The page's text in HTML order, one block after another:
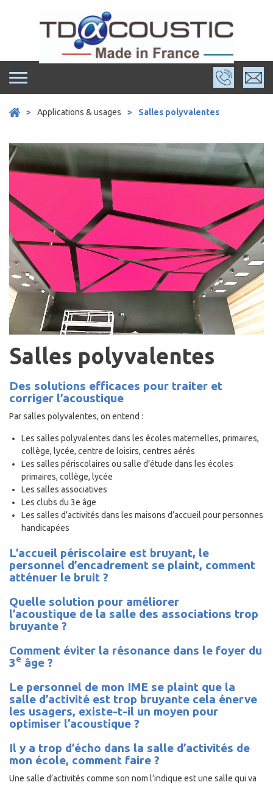
> Applications & usages > Salles polyvalentes
Salles polyvalentes
Des solutions efficaces pour traiter et
corriger l’acoustique
Par salles polyvalentes, on entend :
Les salles polyvalentes dans les écoles maternelles, primaires,
collège, lycée, centre de loisirs, centres aérés
Les salles périscolaires ou salle d’étude dans les écoles
primaires, collège, lycée
Les salles associatives
Les clubs du 3e âge
Les salles d’activités dans les maisons d’accueil pour personnes
handicapées
L’accueil périscolaire est bruyant, le
personnel d’encadrement se plaint, comment
atténuer le bruit ?
Quelle solution pour améliorer
l’acoustique de la salle des associations trop
bruyante ?
Comment éviter la résonance dans le foyer du
3e âge ?
Le personnel de mon IME se plaint que la
salle d’activité est trop bruyante cela énerve
les usagers, existe-t-il un moyen pour
optimiser l’acoustique ?
Il y a trop d’écho dans la salle d’activités de
mon école, comment faire ?
Une salle d’activités comme son nom l’indique est une salle qui va